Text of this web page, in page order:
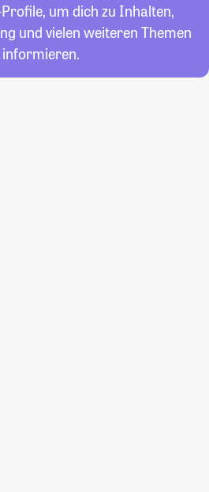
um dich zu Inhalten,
und vielen weiteren Themen
informieren.